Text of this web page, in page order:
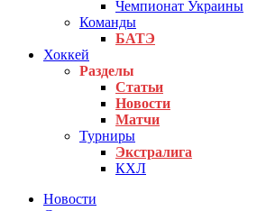
Чемпионат Украины
Команды
БАТЭ
Хоккей
Разделы
Статьи
Новости
Матчи
Турниры
Экстралига
КХЛ
Новости